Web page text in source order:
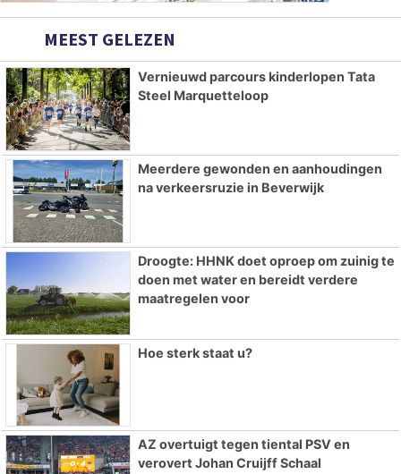
MEEST GELEZEN
Vernieuwd parcours kinderlopen Tata
Steel Marquetteloop
Meerdere gewonden en aanhoudingen
na verkeersruzie in Beverwijk
Droogte: HHNK doet oproep om zuinig te
doen met water en bereidt verdere
maatregelen voor
Hoe sterk staat u?
AZ overtuigt tegen tiental PSV en
verovert Johan Cruijff Schaal